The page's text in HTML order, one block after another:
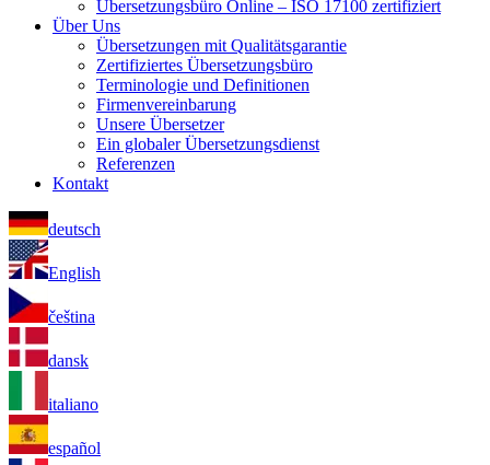
Übersetzungsbüro Online – ISO 17100 zertifiziert
Über Uns
Übersetzungen mit Qualitätsgarantie
Zertifiziertes Übersetzungsbüro
Terminologie und Definitionen
Firmenvereinbarung
Unsere Übersetzer
Ein globaler Übersetzungsdienst
Referenzen
Kontakt
deutsch
English
čeština
dansk
italiano
español